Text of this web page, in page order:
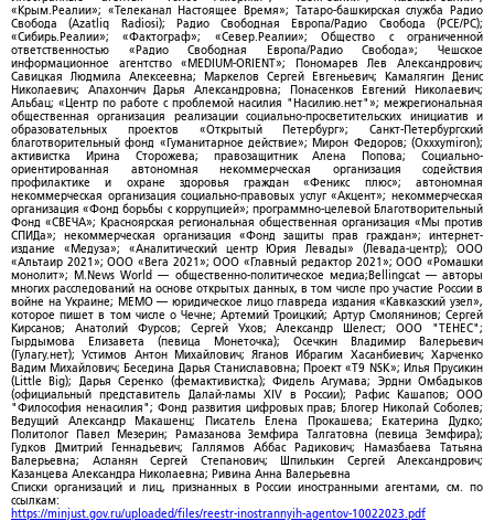
«Крым.Реалии»; «Телеканал Настоящее Время»; Татаро-башкирская служба Радио
Свобода (Azatliq Radiosi); Радио Свободная Европа/Радио Свобода (PCE/PC);
«Сибирь.Реалии»; «Фактограф»; «Север.Реалии»; Общество с ограниченной
ответственностью «Радио Свободная Европа/Радио Свобода»; Чешское
информационное агентство «MEDIUM-ORIENT»; Пономарев Лев Александрович;
Савицкая Людмила Алексеевна; Маркелов Сергей Евгеньевич; Камалягин Денис
Николаевич; Апахончич Дарья Александровна; Понасенков Евгений Николаевич;
Альбац; «Центр по работе с проблемой насилия "Насилию.нет"»; межрегиональная
общественная организация реализации социально-просветительских инициатив и
образовательных проектов «Открытый Петербург»; Санкт-Петербургский
благотворительный фонд «Гуманитарное действие»; Мирон Федоров; (Oxxxymiron);
активистка Ирина Сторожева; правозащитник Алена Попова; Социально-
ориентированная автономная некоммерческая организация содействия
профилактике и охране здоровья граждан «Феникс плюс»; автономная
некоммерческая организация социально-правовых услуг «Акцент»; некоммерческая
организация «Фонд борьбы с коррупцией»; программно-целевой Благотворительный
Фонд «СВЕЧА»; Красноярская региональная общественная организация «Мы против
СПИДа»; некоммерческая организация «Фонд защиты прав граждан»; интернет-
издание «Медуза»; «Аналитический центр Юрия Левады» (Левада-центр); ООО
«Альтаир 2021»; ООО «Вега 2021»; ООО «Главный редактор 2021»; ООО «Ромашки
монолит»; M.News World — общественно-политическое медиа;Bellingcat — авторы
многих расследований на основе открытых данных, в том числе про участие России в
войне на Украине; МЕМО — юридическое лицо главреда издания «Кавказский узел»,
которое пишет в том числе о Чечне; Артемий Троицкий; Артур Смолянинов; Сергей
Кирсанов; Анатолий Фурсов; Сергей Ухов; Александр Шелест; ООО "ТЕНЕС";
Гырдымова Елизавета (певица Монеточка); Осечкин Владимир Валерьевич
(Гулагу.нет); Устимов Антон Михайлович; Яганов Ибрагим Хасанбиевич; Харченко
Вадим Михайлович; Беседина Дарья Станиславовна; Проект «T9 NSK»; Илья Прусикин
(Little Big); Дарья Серенко (фемактивистка); Фидель Агумава; Эрдни Омбадыков
(официальный представитель Далай-ламы XIV в России); Рафис Кашапов; ООО
"Философия ненасилия"; Фонд развития цифровых прав; Блогер Николай Соболев;
Ведущий Александр Макашенц; Писатель Елена Прокашева; Екатерина Дудко;
Политолог Павел Мезерин; Рамазанова Земфира Талгатовна (певица Земфира);
Гудков Дмитрий Геннадьевич; Галлямов Аббас Радикович; Намазбаева Татьяна
Валерьевна; Асланян Сергей Степанович; Шпилькин Сергей Александрович;
Казанцева Александра Николаевна; Ривина Анна Валерьевна
Списки организаций и лиц, признанных в России иностранными агентами, см. по
ссылкам:
https://minjust.gov.ru/uploaded/files/reestr-inostrannyih-agentov-10022023.pdf